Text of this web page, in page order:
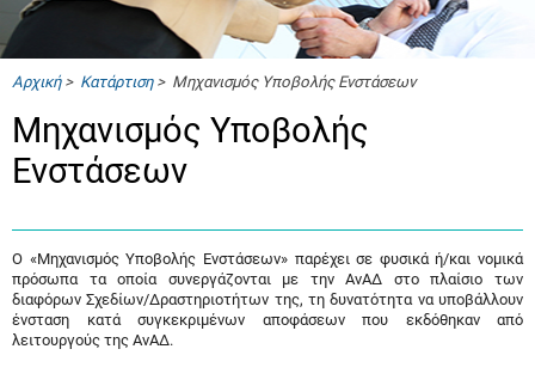
Αρχική> Κατάρτιση> Μηχανισμός Υποβολής Ενστάσεων
Μηχανισμός Υποβολής
Ενστάσεων
Ο «Μηχανισμός Υποβολής Ενστάσεων» παρέχει σε φυσικά ή/και νομικά
πρόσωπα τα οποία συνεργάζονται με την ΑνΑΔ στο πλαίσιο των
διαφόρων Σχεδίων/Δραστηριοτήτων της, τη δυνατότητα να υποβάλλουν
ένσταση κατά συγκεκριμένων αποφάσεων που εκδόθηκαν από
λειτουργούς της ΑνΑΔ.